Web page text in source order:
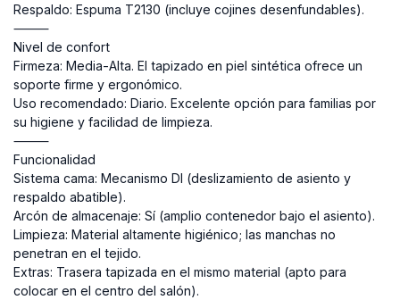
Respaldo: Espuma T2130 (incluye cojines desenfundables).
⸻
Nivel de confort
Firmeza: Media-Alta. El tapizado en piel sintética ofrece un
soporte firme y ergonómico.
Uso recomendado: Diario. Excelente opción para familias por
su higiene y facilidad de limpieza.
⸻
Funcionalidad
Sistema cama: Mecanismo DI (deslizamiento de asiento y
respaldo abatible).
Arcón de almacenaje: Sí (amplio contenedor bajo el asiento).
Limpieza: Material altamente higiénico; las manchas no
penetran en el tejido.
Extras: Trasera tapizada en el mismo material (apto para
colocar en el centro del salón).